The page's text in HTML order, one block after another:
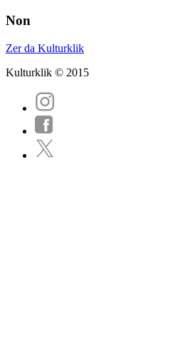
Non
Zer da Kulturklik
Kulturklik © 2015